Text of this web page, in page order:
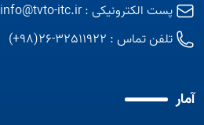
پست الکترونیکی :info@tvto-itc.ir
تلفن تماس : 32511922-26(98+)
آمار